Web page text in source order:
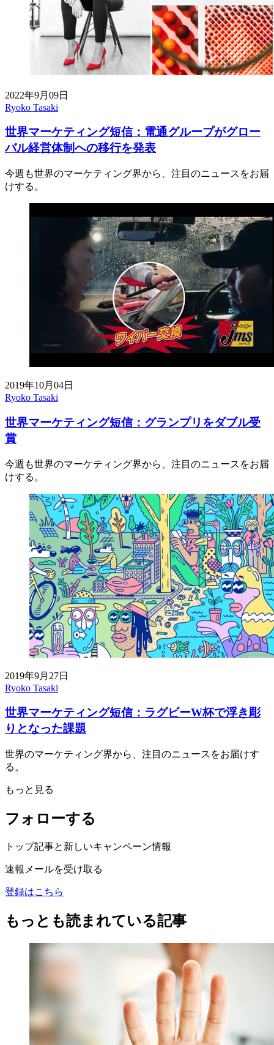
2022年9月09日
Ryoko Tasaki
世界マーケティング短信：電通グループがグロー
バル経営体制への移行を発表
今週も世界のマーケティング界から、注目のニュースをお届
けする。
2019年10月04日
Ryoko Tasaki
世界マーケティング短信：グランプリをダブル受
賞
今週も世界のマーケティング界から、注目のニュースをお届
けする。
2019年9月27日
Ryoko Tasaki
世界マーケティング短信：ラグビーW杯で浮き彫
りとなった課題
世界のマーケティング界から、注目のニュースをお届けす
る。
もっと見る
フォローする
トップ記事と新しいキャンペーン情報
速報メールを受け取る
登録はこちら
もっとも読まれている記事